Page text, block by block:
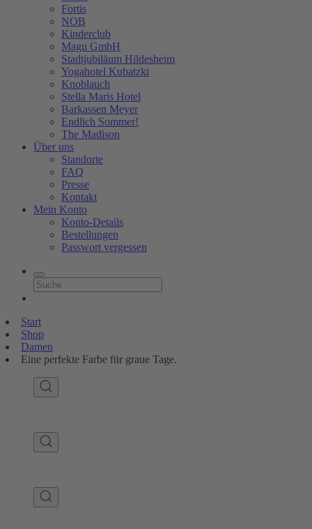
Fortis
NOB
Kinderclub
Magu GmbH
Stadtjubiläum Hildesheim
Yogahotel Kubatzki
Knoblauch
Stella Maris Hotel
Barkassen Meyer
Endlich Sommer!
The Madison
Über uns
Standorte
FAQ
Presse
Kontakt
Mein Konto
Konto-Details
Bestellungen
Passwort vergessen
Start
Shop
Damen
Eine perfekte Farbe für graue Tage.